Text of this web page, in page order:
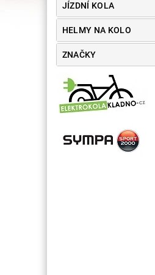
JÍZDNÍ KOLA
HELMY NA KOLO
ZNAČKY